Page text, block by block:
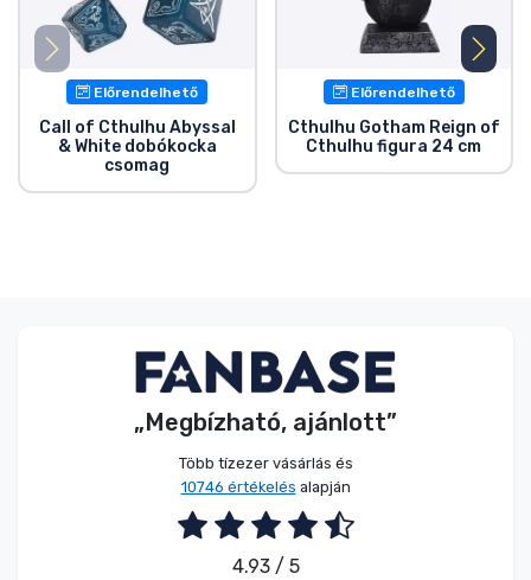
Előrendelhető
Call of Cthulhu Abyssal
& White dobókocka
csomag
Előrendelhető
Cthulhu Gotham Reign of
Cthulhu figura 24 cm
„Megbízható, ajánlott”
Több tízezer vásárlás és
10746 értékelés alapján
4.93 / 5